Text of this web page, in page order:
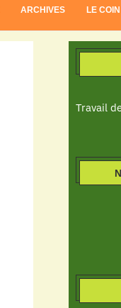
ARCHIVES LE
Travail